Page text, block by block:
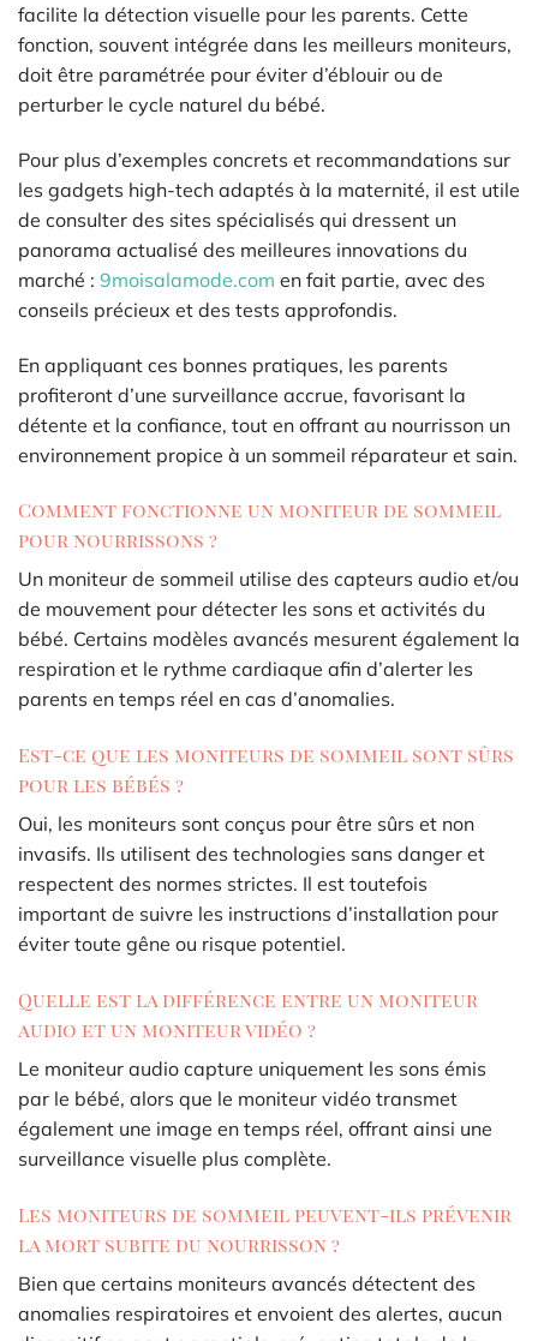
facilite la détection visuelle pour les parents. Cette
fonction, souvent intégrée dans les meilleurs moniteurs,
doit être paramétrée pour éviter d’éblouir ou de
perturber le cycle naturel du bébé.
Pour plus d’exemples concrets et recommandations sur
les gadgets high-tech adaptés à la maternité, il est utile
de consulter des sites spécialisés qui dressent un
panorama actualisé des meilleures innovations du
marché : 9moisalamode.com en fait partie, avec des
conseils précieux et des tests approfondis.
En appliquant ces bonnes pratiques, les parents
profiteront d’une surveillance accrue, favorisant la
détente et la confiance, tout en offrant au nourrisson un
environnement propice à un sommeil réparateur et sain.
Comment fonctionne un moniteur de sommeil
pour nourrissons ?
Un moniteur de sommeil utilise des capteurs audio et/ou
de mouvement pour détecter les sons et activités du
bébé. Certains modèles avancés mesurent également la
respiration et le rythme cardiaque afin d’alerter les
parents en temps réel en cas d’anomalies.
Est-ce que les moniteurs de sommeil sont sûrs
pour les bébés ?
Oui, les moniteurs sont conçus pour être sûrs et non
invasifs. Ils utilisent des technologies sans danger et
respectent des normes strictes. Il est toutefois
important de suivre les instructions d’installation pour
éviter toute gêne ou risque potentiel.
Quelle est la différence entre un moniteur
audio et un moniteur vidéo ?
Le moniteur audio capture uniquement les sons émis
par le bébé, alors que le moniteur vidéo transmet
également une image en temps réel, offrant ainsi une
surveillance visuelle plus complète.
Les moniteurs de sommeil peuvent-ils prévenir
la mort subite du nourrisson ?
Bien que certains moniteurs avancés détectent des
anomalies respiratoires et envoient des alertes, aucun